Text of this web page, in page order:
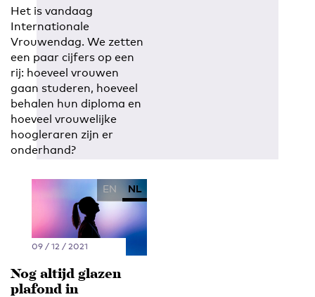
Het is vandaag
Internationale
Vrouwendag. We zetten
een paar cijfers op een
rij: hoeveel vrouwen
gaan studeren, hoeveel
behalen hun diploma en
hoeveel vrouwelijke
hoogleraren zijn er
onderhand?
EN NL
09 / 12 / 2021
Nog altijd glazen
plafond in